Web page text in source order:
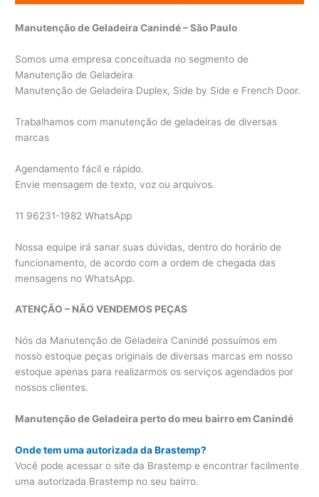
Manutenção de Geladeira Canindé – São Paulo
Somos uma empresa conceituada no segmento de
Manutenção de Geladeira
Manutenção de Geladeira Duplex, Side by Side e French Door.
Trabalhamos com manutenção de geladeiras de diversas
marcas
Agendamento fácil e rápido.
Envie mensagem de texto, voz ou arquivos.
11 96231-1982 WhatsApp
Nossa equipe irá sanar suas dúvidas, dentro do horário de
funcionamento, de acordo com a ordem de chegada das
mensagens no WhatsApp.
ATENÇÃO – NÃO VENDEMOS PEÇAS
Nós da Manutenção de Geladeira Canindé possuímos em
nosso estoque peças originais de diversas marcas em nosso
estoque apenas para realizarmos os serviços agendados por
nossos clientes.
Manutenção de Geladeira perto do meu bairro em Canindé
Onde tem uma autorizada da Brastemp?
Você pode acessar o site da Brastemp e encontrar facilmente
uma autorizada Brastemp no seu bairro.